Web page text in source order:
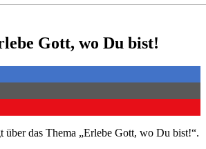
Gott, wo Du bist!
über das Thema „Erlebe Gott, wo Du bist!“.